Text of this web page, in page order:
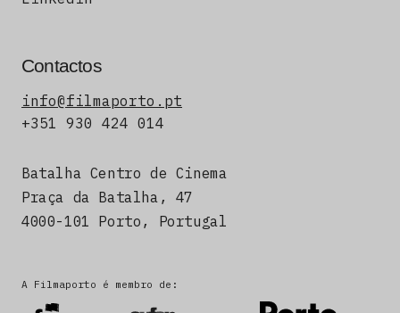
Contactos
info@filmaporto.pt
+351 930 424 014
Batalha Centro de Cinema
Praça da Batalha, 47
4000-101 Porto, Portugal
A Filmaporto é membro de: